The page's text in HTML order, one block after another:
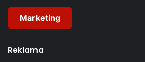
Marketing
Reklama